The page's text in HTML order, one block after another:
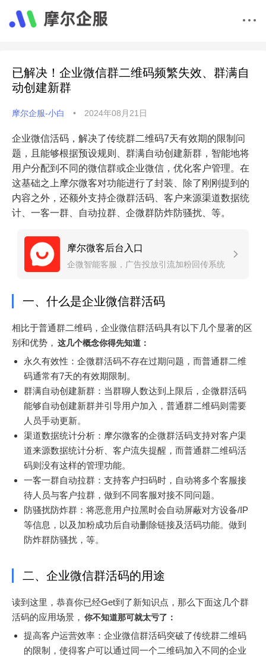
已解决！企业微信群二维码频繁失效、群满自
动创建新群
摩尔企服-小白 • 2024年08月21日
企业微信活码，解决了传统群二维码7天有效期的限制问
题，且能够根据预设规则、群满自动创建新群，智能地将
用户分配到不同的微信群或企业微信，优化客户管理。在
这基础之上摩尔微客对功能进行了封装、除了刚刚提到的
内容之外，还额外支持企微群活码、客户来源渠道数据统
计、一客一群、自动拉群、企微群防炸防骚扰、等。
摩尔微客后台入口
企微智能客服，广告投放引流加粉回传系统
一、什么是企业微信群活码
相比于普通群二维码，企业微信群活码具有以下几个显著的区
别和优势， 这几个概念你得先知道：
永久有效性：企微群活码不存在过期问题，而普通群二维
码通常有7天的有效期限制。
群满自动创建新群：当群聊人数达到上限后，企微群活码
能够自动创建新群并引导用户加入，普通群二维码则需要
人员手动更新。
渠道数据统计分析：摩尔微客的企微群活码支持对客户渠
道来源数据统计分析、客户流失提醒，而普通群二维码活
码则没有这样的管理功能。
一客一群自动拉群：支持客户扫码时，自动将多个客服接
待人员与客户拉群，做到不同客服对接不同问题。
防骚扰防炸群：将恶意用户拉黑时会自动屏蔽对方设备/IP
等信息，以及加粉成功后自动删除链接及活码功能。做到
防炸群防骚扰，等。
二、企业微信群活码的用途
读到这里，恭喜你已经Get到了新知识点，那么下面这几个群
活码的应用场景， 你不知道那可就太亏了：
提高客户运营效率：企业微信群活码突破了传统群二维码
的限制，使得客户可以通过同一个二维码加入不同的企业